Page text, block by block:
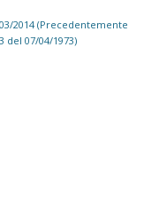
2014 (Precedentemente
del 07/04/1973)